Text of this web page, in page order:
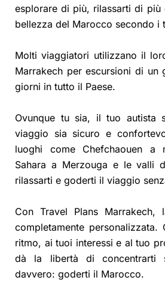
esplorare di più, rilassarti di più
bellezza del Marocco secondo i
Molti viaggiatori utilizzano il
Marrakech per escursioni di
giorni in tutto il Paese.
Ovunque tu sia, il tuo autista
viaggio sia sicuro e
luoghi come Chefchaouen
Sahara a Merzouga e le valli
rilassarti e goderti il viaggio
Con Travel Plans Marrakech,
completamente
ritmo, ai tuoi interessi e al tuo
dà la libertà di concentrarti
davvero: goderti il Marocco.